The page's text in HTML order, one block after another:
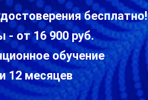
бесплатно!
- от 16 900 руб.
обучение
12 месяцев